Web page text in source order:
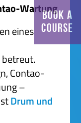
BOOK A
COURSE
Wartung
eines
Contao-
–
Drum und